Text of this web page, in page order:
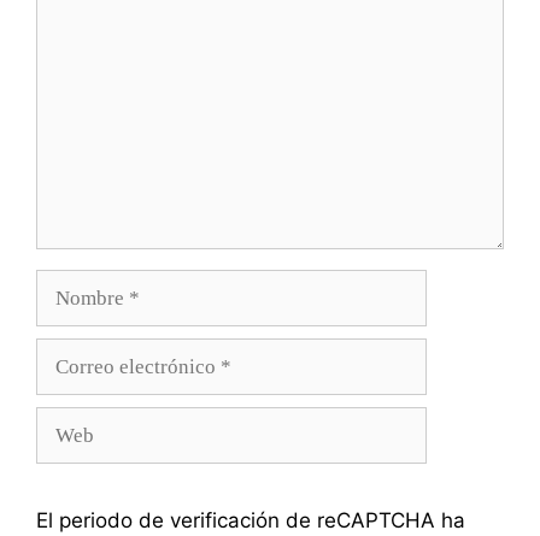
electrónico
El periodo de verificación de reCAPTCHA ha